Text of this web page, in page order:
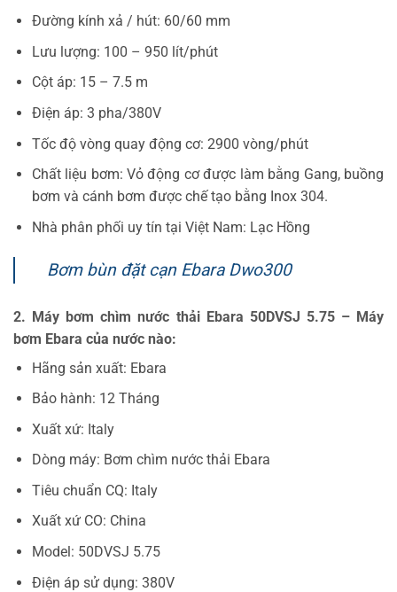
Đường kính xả / hút: 60/60 mm
Lưu lượng: 100 – 950 lít/phút
Cột áp: 15 – 7.5 m
Điện áp: 3 pha/380V
Tốc độ vòng quay động cơ: 2900 vòng/phút
Chất liệu bơm: Vỏ động cơ được làm bằng Gang, buồng
bơm và cánh bơm được chế tạo bằng Inox 304.
Nhà phân phối uy tín tại Việt Nam: Lạc Hồng
Bơm bùn đặt cạn Ebara Dwo300
2. Máy bơm chìm nước thải Ebara 50DVSJ 5.75 – Máy
bơm Ebara của nước nào:
Hãng sản xuất: Ebara
Bảo hành: 12 Tháng
Xuất xứ: Italy
Dòng máy: Bơm chìm nước thải Ebara
Tiêu chuẩn CQ: Italy
Xuất xứ CO: China
Model: 50DVSJ 5.75
Điện áp sử dụng: 380V